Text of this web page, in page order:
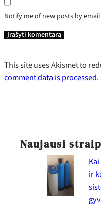
Notify me of new posts by
This site uses Akismet to
comment data is processed.
Naujausi
ir